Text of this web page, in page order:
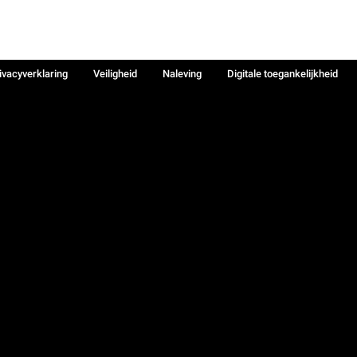
Veiligheid Naleving
Digitale toegankelijkheid